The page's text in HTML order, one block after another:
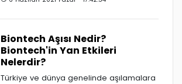
Biontech Aşısı Nedir?
Biontech'in Yan Etkileri
Nelerdir?
Türkiye ve dünya genelinde aşılamalara